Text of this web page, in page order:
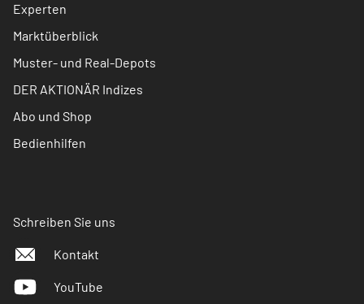
Experten
Marktüberblick
Muster- und Real-Depots
DER AKTIONÄR Indizes
Abo und Shop
Bedienhilfen
Schreiben Sie uns
Kontakt
YouTube